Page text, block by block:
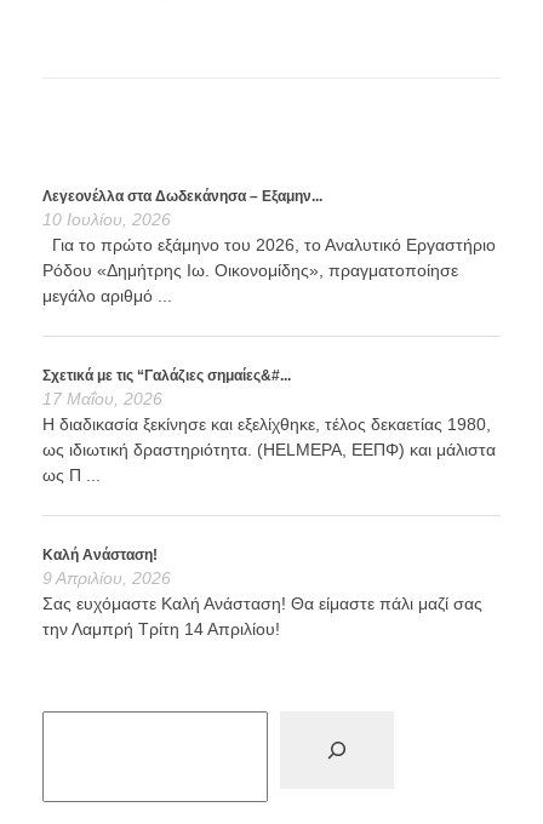
Λεγεονέλλα στα Δωδεκάνησα – Εξαμην...
10 Ιουλίου, 2026
Για το πρώτο εξάμηνο του 2026, το Αναλυτικό Εργαστήριο
Ρόδου «Δημήτρης Ιω. Οικονομίδης», πραγματοποίησε
μεγάλο αριθμό ...
Σχετικά με τις “Γαλάζιες σημαίες&#...
17 Μαΐου, 2026
Η διαδικασία ξεκίνησε και εξελίχθηκε, τέλος δεκαετίας 1980,
ως ιδιωτική δραστηριότητα. (HELMEPA, ΕΕΠΦ) και μάλιστα
ως Π ...
Καλή Ανάσταση!
9 Απριλίου, 2026
Σας ευχόμαστε Καλή Ανάσταση! Θα είμαστε πάλι μαζί σας
την Λαμπρή Τρίτη 14 Απριλίου!